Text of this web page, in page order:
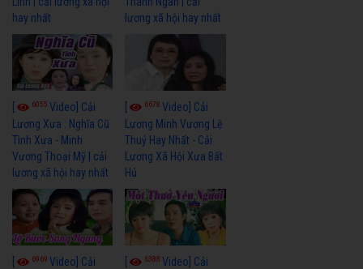
hay nhất
lương xã hội hay nhất
6055 Video] Cải
Lương Xưa : Nghĩa Cũ
Tình Xưa - Minh
Vương Thoại Mỹ | cải
lương xã hội hay nhất
6678Video] Cải
Lương Minh Vương Lệ
Thuỷ Hay Nhất - Cải
Lương Xã Hội Xưa Bất
Hủ
6969 Video] Cải
6388Video] Cải